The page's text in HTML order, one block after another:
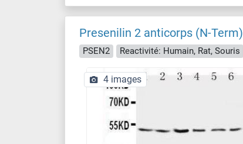
Presenilin 2 anticorps (N-Term)
PSEN2 Reactivité: Humain, Rat, Souris
4 images